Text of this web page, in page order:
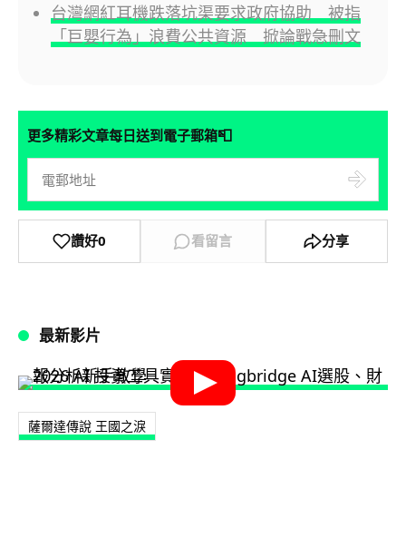
台灣網紅耳機跌落坑渠要求政府協助 被指
「巨嬰行為」浪費公共資源 掀論戰急刪文
更多精彩文章每日送到電子郵箱📮
讚好0 看留言 分享
最新影片
薩爾達傳說 王國之淚